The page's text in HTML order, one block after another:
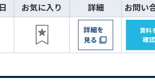
お気に入り 詳細 お問い
詳細を
見る
賃料
確認